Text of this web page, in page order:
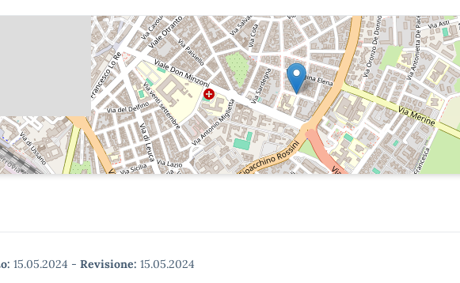
15.05.2024 - Revisione: 15.05.2024